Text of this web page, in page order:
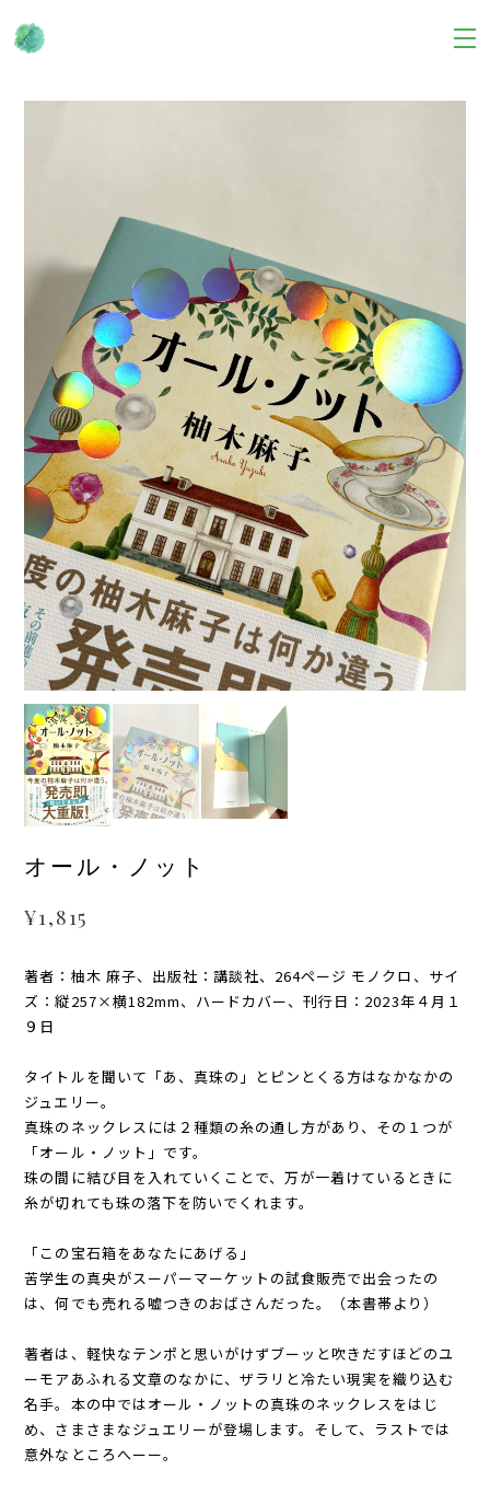
オール・ノット
¥1,815
著者：柚木 麻子、出版社：講談社、264ページ モノクロ、サイ
ズ：縦257×横182mm、ハードカバー、刊行日：2023年４月１
９日
タイトルを聞いて「あ、真珠の」とピンとくる方はなかなかの
ジュエリー。
真珠のネックレスには２種類の糸の通し方があり、その１つが
「オール・ノット」です。
珠の間に結び目を入れていくことで、万が一着けているときに
糸が切れても珠の落下を防いでくれます。
「この宝石箱をあなたにあげる」
苦学生の真央がスーパーマーケットの試食販売で出会ったの
は、何でも売れる嘘つきのおばさんだった。（本書帯より）
著者は、軽快なテンポと思いがけずブーッと吹きだすほどのユ
ーモアあふれる文章のなかに、ザラリと冷たい現実を織り込む
名手。本の中ではオール・ノットの真珠のネックレスをはじ
め、さまさまなジュエリーが登場します。そして、ラストでは
意外なところへーー。